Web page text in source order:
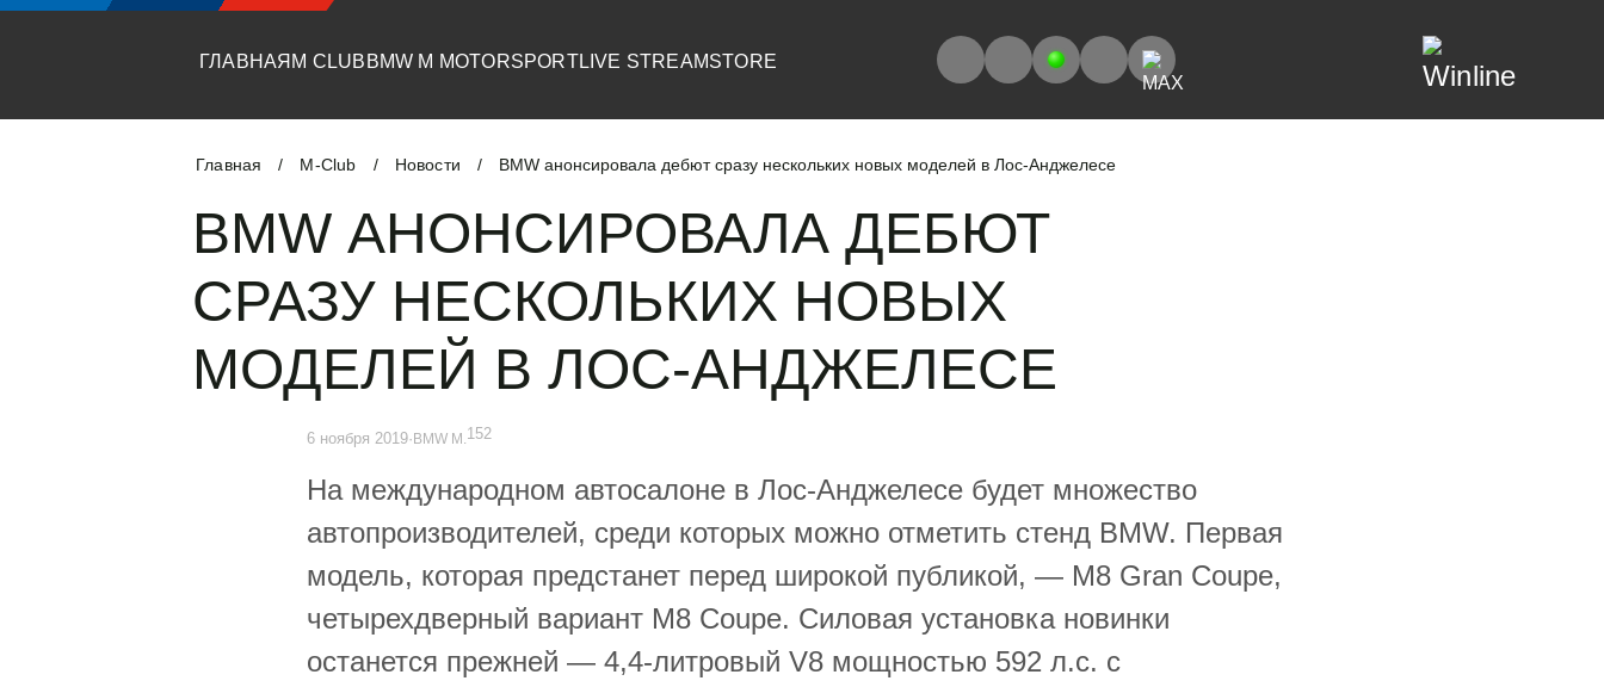
ГЛАВНАЯ M CLUB BMW M MOTORSPORTLIVE STREAMSTORE
Главная / M-Club / Новости / BMW анонсировала дебют сразу нескольких новых моделей в Лос-Анджелесе
BMW АНОНСИРОВАЛА ДЕБЮТ
СРАЗУ НЕСКОЛЬКИХ НОВЫХ
МОДЕЛЕЙ В ЛОС-АНДЖЕЛЕСЕ
6 ноября 2019· BMW M.152
На международном автосалоне в Лос-Анджелесе будет множество
автопроизводителей, среди которых можно отметить стенд BMW. Первая
модель, которая предстанет перед широкой публикой, — M8 Gran Coupe,
четырехдверный вариант M8 Coupe. Силовая установка новинки
останется прежней — 4,4-литровый V8 мощностью 592 л.с. с